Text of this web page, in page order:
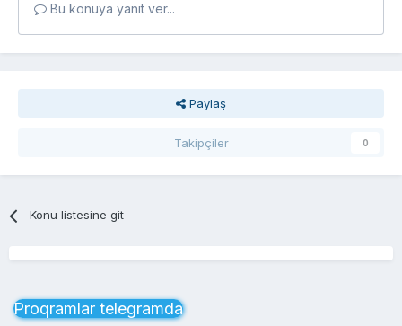
Bu konuya yanıt ver...
Paylaş
Takipçiler 0
Konu listesine git
Proqramlar telegramda